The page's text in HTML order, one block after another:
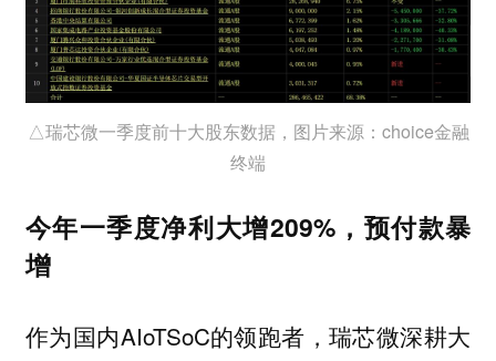
△瑞芯微一季度前十大股东数据，图片来源：choice金融
终端
今年一季度净利大增209%，预付款暴
增
作为国内AIoTSoC的领跑者，瑞芯微深耕大